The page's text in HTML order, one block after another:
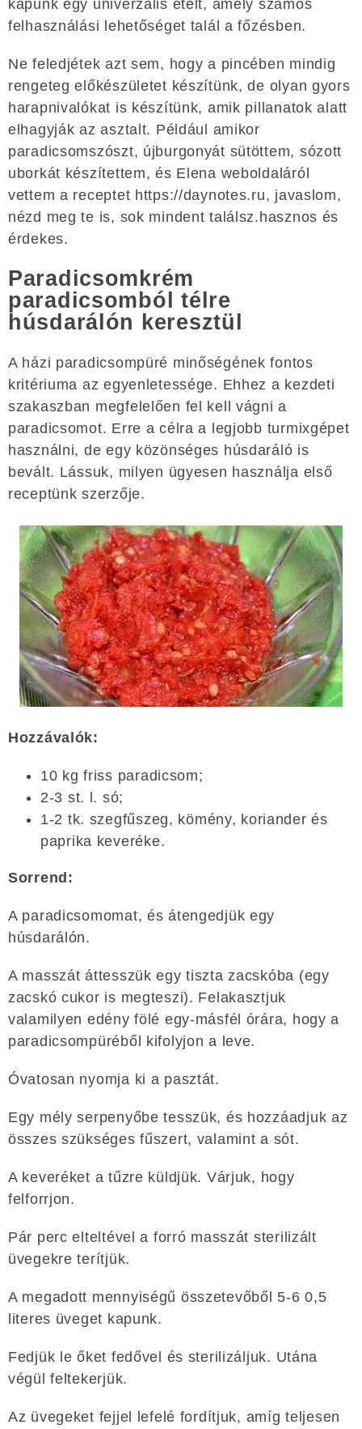
kapunk egy univerzális ételt, amely számos
felhasználási lehetőséget talál a főzésben.
Ne feledjétek azt sem, hogy a pincében mindig
rengeteg előkészületet készítünk, de olyan gyors
harapnivalókat is készítünk, amik pillanatok alatt
elhagyják az asztalt. Például amikor
paradicsomszószt, újburgonyát sütöttem, sózott
uborkát készítettem, és Elena weboldaláról
vettem a receptet https://daynotes.ru, javaslom,
nézd meg te is, sok mindent találsz.hasznos és
érdekes.
Paradicsomkrém
paradicsomból télre
húsdarálón keresztül
A házi paradicsompüré minőségének fontos
kritériuma az egyenletessége. Ehhez a kezdeti
szakaszban megfelelően fel kell vágni a
paradicsomot. Erre a célra a legjobb turmixgépet
használni, de egy közönséges húsdaráló is
bevált. Lássuk, milyen ügyesen használja első
receptünk szerzője.
Hozzávalók:
10 kg friss paradicsom;
2-3 st. l. só;
1-2 tk. szegfűszeg, kömény, koriander és
paprika keveréke.
Sorrend:
A paradicsomomat, és átengedjük egy
húsdarálón.
A masszát áttesszük egy tiszta zacskóba (egy
zacskó cukor is megteszi). Felakasztjuk
valamilyen edény fölé egy-másfél órára, hogy a
paradicsompüréből kifolyjon a leve.
Óvatosan nyomja ki a pasztát.
Egy mély serpenyőbe tesszük, és hozzáadjuk az
összes szükséges fűszert, valamint a sót.
A keveréket a tűzre küldjük. Várjuk, hogy
felforrjon.
Pár perc elteltével a forró masszát sterilizált
üvegekre terítjük.
A megadott mennyiségű összetevőből 5-6 0,5
literes üveget kapunk.
Fedjük le őket fedővel és sterilizáljuk. Utána
végül feltekerjük.
Az üvegeket fejjel lefelé fordítjuk, amíg teljesen